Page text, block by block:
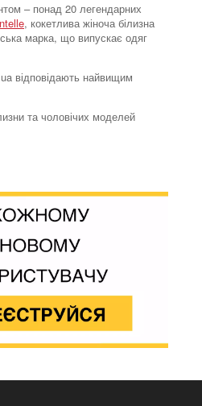
– понад 20 легендарних
, кокетлива жіноча білизна
марка, що випускає одяг
відповідають найвищим
та чоловічих моделей